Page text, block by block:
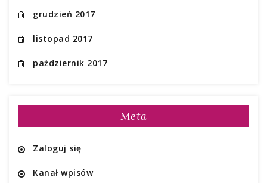
grudzień 2017
listopad 2017
październik 2017
Meta
Zaloguj się
Kanał wpisów